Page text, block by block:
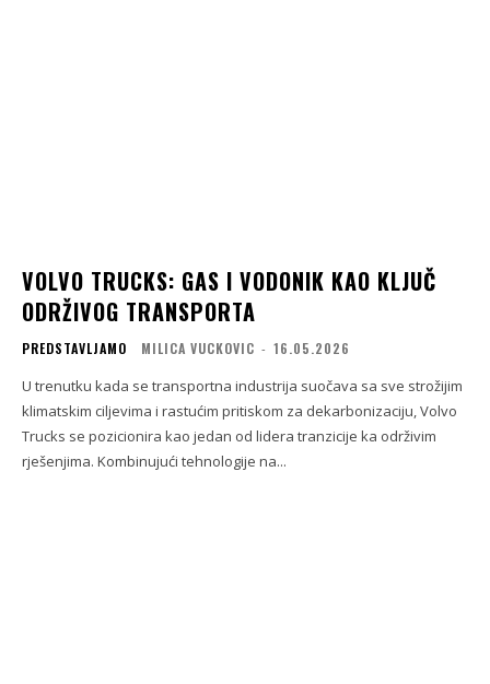
VOLVO TRUCKS: GAS I VODONIK KAO KLJUČ
ODRŽIVOG TRANSPORTA
PREDSTAVLJAMO MILICA VUCKOVIC - 16.05.2026
U trenutku kada se transportna industrija suočava sa sve strožijim
klimatskim ciljevima i rastućim pritiskom za dekarbonizaciju, Volvo
Trucks se pozicionira kao jedan od lidera tranzicije ka održivim
rješenjima. Kombinujući tehnologije na...